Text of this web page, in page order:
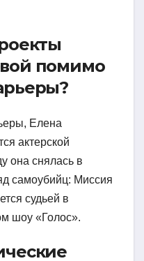
помимо
Елена
актерской
она снялась в
самоубийц: Миссия
судьей в
шоу «Голос».